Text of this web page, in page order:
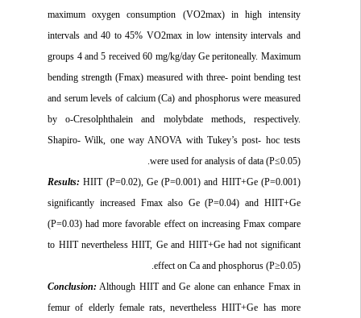
maximum oxygen consumption (VO2max) in high intensity
intervals and 40 to 45% VO2max in low intensity intervals and
groups 4 and 5 received 60 mg/kg/day Ge peritoneally. Maximum
bending strength (Fmax) measured with three- point bending test
and serum levels of calcium (Ca) and phosphorus were measured
by o-Cresolphthalein and molybdate methods, respectively.
Shapiro- Wilk, one way ANOVA with Tukey’s post- hoc tests
were used for analysis of data (P≤0.05).
Results:HIIT (P=0.02), Ge (P=0.001) and HIIT+Ge (P=0.001)
significantly increased Fmax also Ge (P=0.04) and HIIT+Ge
(P=0.03) had more favorable effect on increasing Fmax compare
to HIIT nevertheless HIIT, Ge and HIIT+Ge had not significant
effect on Ca and phosphorus (P≥0.05).
Conclusion:Although HIIT and Ge alone can enhance Fmax in
femur of elderly female rats, nevertheless HIIT+Ge has more